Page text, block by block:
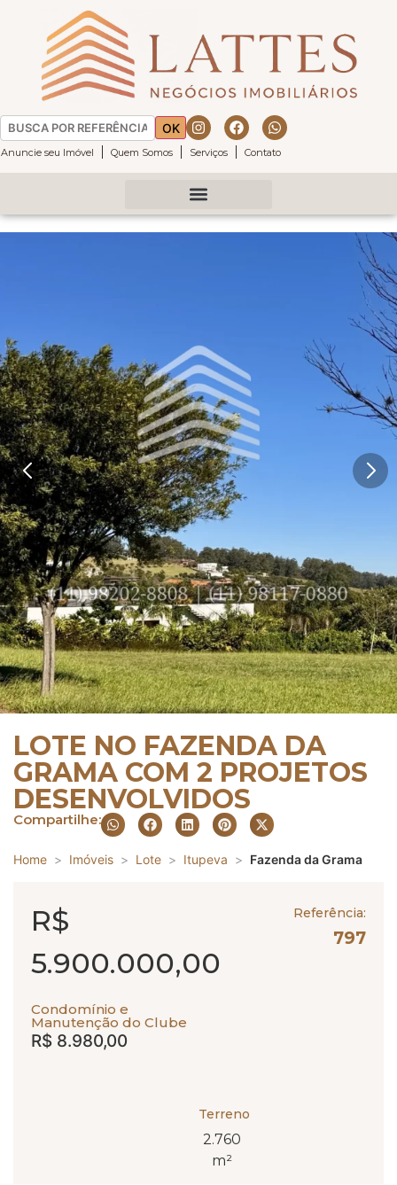
OK
Anuncie seu Imóvel Quem Somos Serviços Contato
LOTE NO FAZENDA DA
GRAMA COM 2 PROJETOS
DESENVOLVIDOS
Compartilhe:
Home Imóveis Lote Itupeva Fazenda da Grama
R$
5.900.000,00
Condomínio e
Manutenção do Clube
R$ 8.980,00
Referência:
797
Terreno
2.760
m²